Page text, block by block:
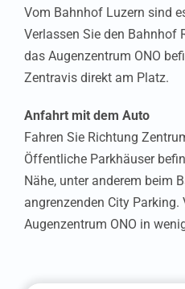
Vom Bahnhof Luzern sind
Verlassen Sie den Bahnhof
das Augenzentrum ONO
Zentravis direkt am Platz.
Anfahrt mit dem Auto
Fahren Sie Richtung
Öffentliche Parkhäuser
Nähe, unter anderem beim
angrenzenden City
Augenzentrum ONO in
Clinique Moncor SA:
Niederlassung
Freiburg
Glattbrugg
Hochdorf
Lachen